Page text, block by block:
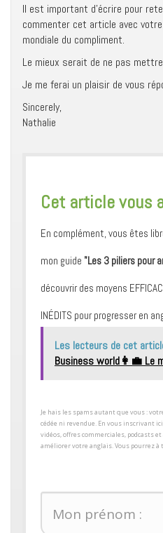
Il est important d’écrire pour
commenter cet article avec
mondiale du compliment.
Le mieux serait de ne pas
Je me ferai un plaisir de vous
Sincerely,
Nathalie
​Cet article vous
En complément, vous êtes
mon guide "Les 3 piliers pour
découvrir des moyens
INÉDITS pour progresser en
Les lecteurs de cet
Business world👩‍💼 Le
​Je hais les spams autant que vous :
cédée ni revendue. En vous inscrivant
vidéos, offres commerciales, podcasts
améliorer votre anglais. Vous pourrez